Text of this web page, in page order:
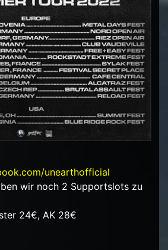
unearthofficial
wir noch 2 Supportslots zu
24€, AK 28€